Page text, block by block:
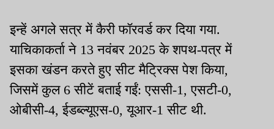
इन्हें अगले सत्र में कैरी फॉरवर्ड कर दिया गया.
याचिकाकर्ता ने 13 नवंबर 2025 के शपथ-पत्र में
इसका खंडन करते हुए सीट मैट्रिक्स पेश किया,
जिसमें कुल 6 सीटें बताई गईं: एससी-1, एसटी-0,
ओबीसी-4, ईडब्ल्यूएस-0, यूआर-1 सीट थी.